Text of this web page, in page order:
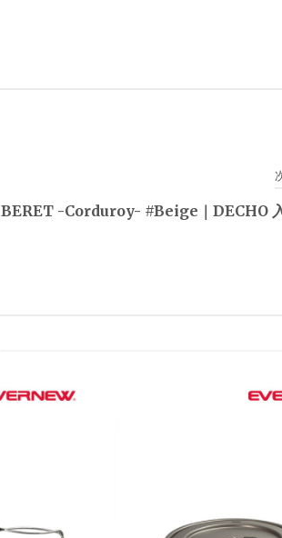
BERET -Corduroy- #Beige｜DECHO